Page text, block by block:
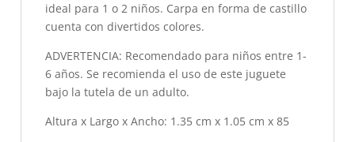
ideal para 1 o 2 niños. Carpa en forma de castillo
cuenta con divertidos colores.
ADVERTENCIA: Recomendado para niños entre 1-
6 años. Se recomienda el uso de este juguete
bajo la tutela de un adulto.
Altura x Largo x Ancho: 1.35 cm x 1.05 cm x 85